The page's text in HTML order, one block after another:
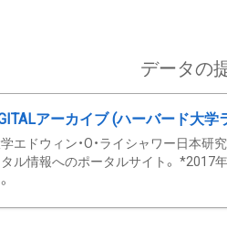
データの
アーカイブ (ハーバード大
エドウィン・O・ライシャワー日本研
ル情報へのポータルサイト。 *2017